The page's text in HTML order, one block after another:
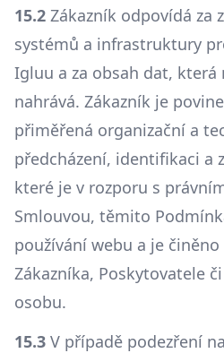
15.2 Zákazník odpovídá za
systémů a infrastruktury
Igluu a za obsah dat, která
nahrává. Zákazník je
přiměřená organizační a
předcházení, identifikaci a
které je v rozporu s
Smlouvou, těmito
používání webu a je
Zákazníka, Poskytovatele
osobu.
15.3 V případě podezření